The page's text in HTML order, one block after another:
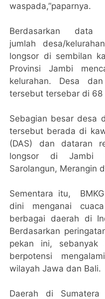
waspada,”paparnya.
Berdasarkan data
jumlah desa/
longsor di sembilan
Provinsi Jambi
kelurahan. Desa
tersebut tersebar di 68
Sebagian besar desa
tersebut berada di
(DAS) dan dataran
longsor di Jambi
Sarolangun, Merangin
Sementara itu,
dini menganai
berbagai daerah di
Berdasarkan
pekan ini,
berpotensi
wilayah Jawa dan Bali.
Daerah di